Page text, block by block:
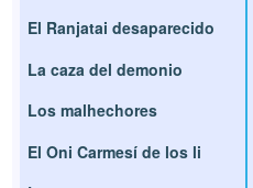
El Ranjatai desaparecido
La caza del demonio
Los malhechores
El Oni Carmesí de los li